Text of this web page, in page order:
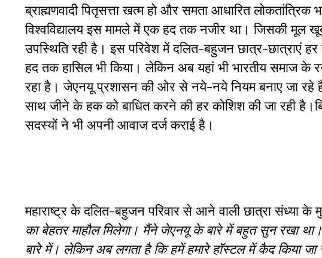
ब्राह्मणवादी पितृसत्ता खत्म हो और समता आधारित लोकतांत्रिक
विश्वविद्यालय इस मामले में एक हद तक नजीर था। जिसकी मूल
उपस्थिति रही है। इस परिवेश में दलित-बहुजन छात्र-छात्राएं
हद तक हासिल भी किया। लेकिन अब यहां भी भारतीय समाज के
रहा है। जेएनयू प्रशासन की ओर से नये-नये नियम बनाए जा
साथ जीने के हक को बाधित करने की हर कोशिश की जा रही
सदस्यों ने भी अपनी आवाज दर्ज कराई है।
महाराष्ट्र के दलित-बहुजन परिवार से आने वाली छात्रा संध्या के
का बेहतर माहौल मिलेगा। मैंने जेएनयू के बारे में बहुत सुन रखा
बारे में। लेकिन अब लगता है कि हमें हमारे हॉस्टल में कैद किया